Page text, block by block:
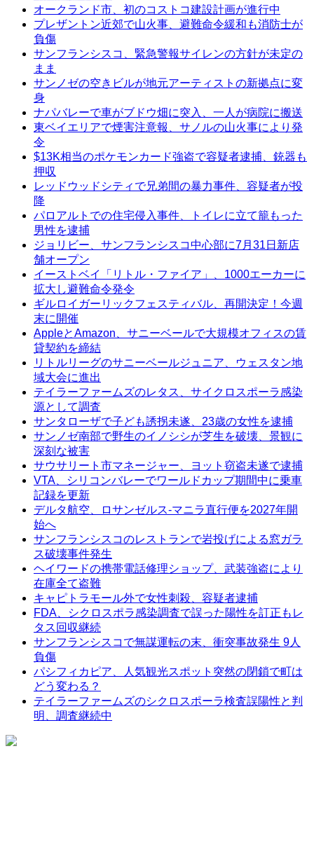
オークランド市、初のコストコ建設計画が進行中
プレザントン近郊で山火事、避難命令緩和も消防士が
負傷
サンフランシスコ、緊急警報サイレンの方針が未定の
まま
サンノゼの空きビルが地元アーティストの新拠点に変
身
ナパバレーで車がブドウ畑に突入、一人が病院に搬送
東ベイエリアで煙害注意報、サノルの山火事により発
令
$13K相当のポケモンカード強盗で容疑者逮捕、銃器も
押収
レッドウッドシティで兄弟間の暴力事件、容疑者が投
降
パロアルトでの住宅侵入事件、トイレに立て籠もった
男性を逮捕
ジョリビー、サンフランシスコ中心部に7月31日新店
舗オープン
イーストベイ「リトル・ファイア」、1000エーカーに
拡大し避難命令発令
ギルロイガーリックフェスティバル、再開決定！今週
末に開催
AppleとAmazon、サニーベールで大規模オフィスの賃
貸契約を締結
リトルリーグのサニーベールジュニア、ウェスタン地
域大会に進出
テイラーファームズのレタス、サイクロスポーラ感染
源として調査
サンタローザで子ども誘拐未遂、23歳の女性を逮捕
サンノゼ南部で野生のイノシシが芝生を破壊、景観に
深刻な被害
サウサリート市マネージャー、ヨット窃盗未遂で逮捕
VTA、シリコンバレーでワールドカップ期間中に乗車
記録を更新
デルタ航空、ロサンゼルス-マニラ直行便を2027年開
始へ
サンフランシスコのレストランで岩投げによる窓ガラ
ス破壊事件発生
ヘイワードの携帯電話修理ショップ、武装強盗により
在庫全て盗難
キャピトラモール外で女性刺殺、容疑者逮捕
FDA、シクロスポラ感染調査で誤った陽性を訂正もレ
タス回収継続
サンフランシスコで無謀運転の末、衝突事故発生 9人
負傷
パシフィカピア、人気観光スポット突然の閉鎖で町は
どう変わる？
テイラーファームズのシクロスポーラ検査誤陽性と判
明、調査継続中